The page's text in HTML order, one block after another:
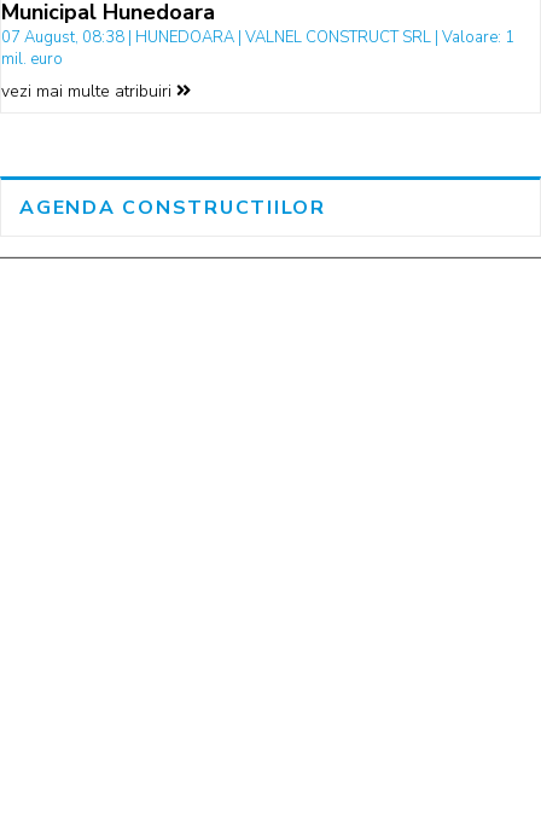
Municipal Hunedoara
07 August, 08:38 | HUNEDOARA | VALNEL CONSTRUCT SRL | Valoare: 1
mil. euro
vezi mai multe atribuiri
AGENDA CONSTRUCTIILOR